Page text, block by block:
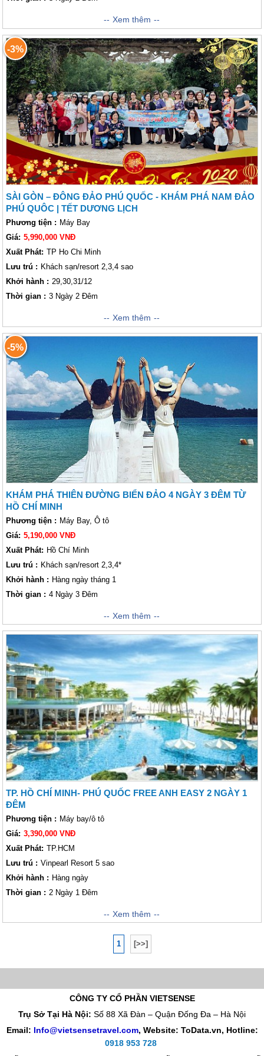
Hòa vào cảnh sắc thiên nhiên là dịch vụ đẳng cấp 5 sao của
Residences Emerald Bay. Từ sảnh chào ngập nắng đến những nụ cười
thân thiện hiếu khách của nhân viên khu nghỉ dưỡng, tất cả được chuẩn
bị chu đáo cho sự thư giãn của quý khách. Thỏa sức lựa chọn một trong
nhiều loại phòng của chúng tôi với ban công hướng ra biển, bếp tiện nghi
và bể bơi riêng.
Xem thêm
-3%
SÀI GÒN – ĐÔNG ĐẢO PHÚ QUỐC - KHÁM PHÁ NAM ĐẢO
PHÚ QUÔC | TẾT DƯƠNG LỊCH
Phương tiện : Máy Bay
Giá: 5,990,000 VNĐ
Xuất Phát: TP Ho Chi Minh
Lưu trú : Khách sạn/resort 2,3,4 sao
Khởi hành : 29,30,31/12
Thời gian : 3 Ngày 2 Đêm
Đảo Phú Quốc chỉ cách bờ biển tỉnh Hà Tiên 45 km. Nơi đây tự hào là
một trong những bãi biển đẹp nhất thế giới cùng với hải sản ngon nhất
Việt Nam. Được bao phủ bởi phong cảnh núi non rộng lớn, những khu
rừng mưa rậm rạp và dân số hơn 100.000 người trong một khu vực rộng
lớn, rất đáng để bạn dừng lại vài ngày để khám phá. Đến với Phú Quốc,
khách thăm quan sẽ được tận hưởng những giây phút thoải mái nhất
cùng biển xanh cát trắng của một trong mười bãi biển hoang sơ và đẹp
nhất thế giới của đảo, thưởng thức hải sản tươi ngon và có những kỉ
niệm không bao giờ quên được… Cùng Vietsense Travel đến với hòn
đảo này ngay thôi nào!
Xem thêm
-5%
KHÁM PHÁ THIÊN ĐƯỜNG BIỂN ĐẢO 4 NGÀY 3 ĐÊM TỪ
HỒ CHÍ MINH
Phương tiện : Máy Bay, Ô tô
Giá: 5,190,000 VNĐ
Xuất Phát: Hồ Chí Minh
Lưu trú : Khách sạn/resort 2,3,4*
Khởi hành : Hàng ngày tháng 1
Thời gian : 4 Ngày 3 Đêm
Bạn đang băn khoăn không biết nên đi trải nghiệm ở đâu khi đến Việt
Nam, vậy hãy đến với Phú Quốc - một trong những điểm khám phá
biển hàng đầu ở Việt Nam. Nằm cách bờ biển Hà Tiên 45 km, Phú Quốc
là một hòn đảo hoang sơ với những bãi biển cát trắng và hàng cọ… đó
chính là thiên đường nhiệt đới trong mơ của bạn. Hãy cùng Vietsense
Travel đến Phú Quốc 4 ngày 3 đêm khởi hành từ thành phố Hồ Chí
Minh. Đây sẽ là một chuyến trải nghiệm nghỉ dưỡng thiết thực và đầy ý
nghĩa với khách thăm quan khi tại đây, bạn sẽ được trải nghiệm những
giờ phút thư giãn sảng khoái nơi những bãi biển tuyệt đẹp thuộc top
thế giới, khám phá những làng chài cổ bình yên đầy thơ mộng, thường
thức những món ăn hải sản tươi ngon và tham gia vào những hoạt
động đầy thú vị như lặn biển ngắm san hô hay ra khơi câu mực đêm,...
Xem thêm
TP. HỒ CHÍ MINH- PHÚ QUỐC FREE ANH EASY 2 NGÀY 1
ĐÊM
Phương tiện : Máy bay/ô tô
Giá: 3,390,000 VNĐ
Xuất Phát: TP.HCM
Lưu trú : Vinpearl Resort 5 sao
Khởi hành : Hàng ngày
Thời gian : 2 Ngày 1 Đêm
Khi tham gia chương trình tham quanThành phố Hồ Chí Minh - Phú
Quốc 2 ngày 1 đêmcủa Vietsense Travel Lữ khách sẽ được trải nghiệm
Vinpearl Resort. Đây là một khu Resort 5 sao với
nội thất hiện đại đẳng cấp quốc tế khiến khách thăm quan như lạc vào xứ
Vietsense Travel đồng hành cùng bạn trong chuyến đi này. Chắc chắn
Xem thêm
1 [>>]
CÔNG TY CỔ PHẦN VIETSENSE
Trụ Sở Tại Hà Nội: Số 88 Xã Đàn – Quận Đống Đa – Hà Nội
Email: Info@vietsensetravel.com, Website: ToData.vn, Hotline:
0918 953 728